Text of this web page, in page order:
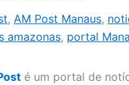
, AM Post Manaus,
amazonas, portal
é um portal de